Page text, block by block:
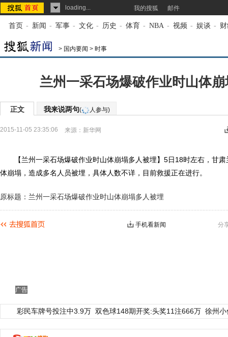
loading... 我的搜狐 邮件
首页 - 新闻 - 军事 - 文化 - 历史 - 体育 - NBA - 视频 - 娱谈 -
> 国内要闻 > 时事
兰州一采石场爆破作业时山体
正文 我来说两句( 人参与)
2015-11-05 23:35:06 来源： 新华网
【兰州一采石场爆破作业时山体崩塌多人被埋】5日18时左右，甘肃
体崩塌，造成多名人员被埋，具体人数不详，目前救援正在进行。
原标题：兰州一采石场爆破作业时山体崩塌多人被埋
分
手机看新闻
广告
彩民车牌号投注中3.9万 双色球148期开奖:头奖11注666万 徐州